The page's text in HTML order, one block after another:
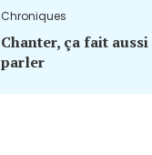
Chroniques
Chanter, ça fait aussi
parler